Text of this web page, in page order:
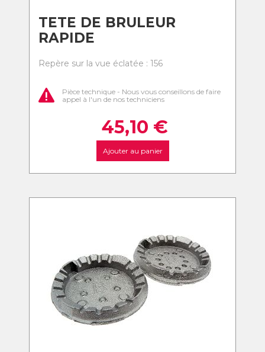
TETE DE BRULEUR
RAPIDE
Repère sur la vue éclatée : 156
Pièce technique - Nous vous conseillons de faire
appel à l'un de nos techniciens
45,10 €
Ajouter au panier